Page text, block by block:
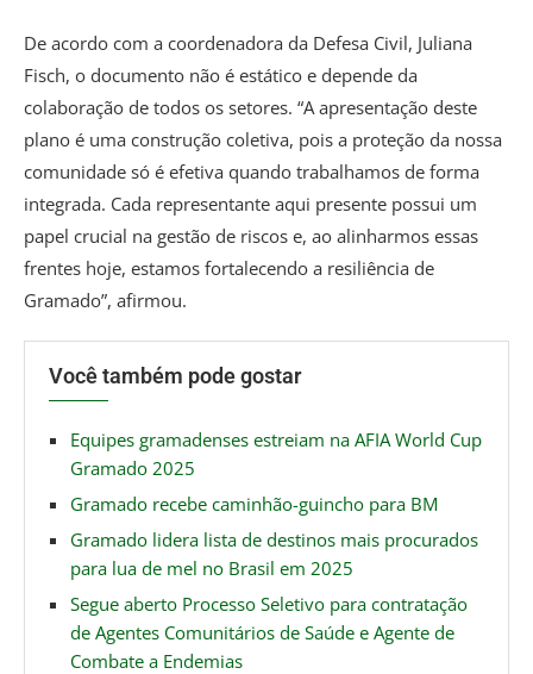
De acordo com a coordenadora da Defesa Civil, Juliana
Fisch, o documento não é estático e depende da
colaboração de todos os setores. “A apresentação deste
plano é uma construção coletiva, pois a proteção da nossa
comunidade só é efetiva quando trabalhamos de forma
integrada. Cada representante aqui presente possui um
papel crucial na gestão de riscos e, ao alinharmos essas
frentes hoje, estamos fortalecendo a resiliência de
Gramado”, afirmou.
Você também pode gostar
Equipes gramadenses estreiam na AFIA World Cup
Gramado 2025
Gramado recebe caminhão-guincho para BM
Gramado lidera lista de destinos mais procurados
para lua de mel no Brasil em 2025
Segue aberto Processo Seletivo para contratação
de Agentes Comunitários de Saúde e Agente de
Combate a Endemias